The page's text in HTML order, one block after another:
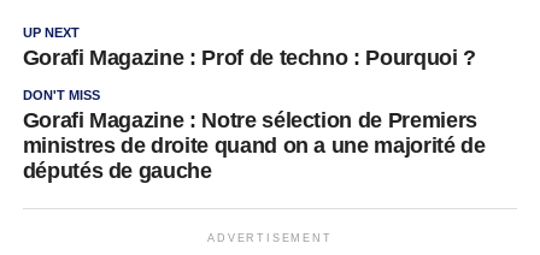
UP NEXT
Gorafi Magazine : Prof de techno : Pourquoi ?
DON'T MISS
Gorafi Magazine : Notre sélection de Premiers
ministres de droite quand on a une majorité de
députés de gauche
ADVERTISEMENT